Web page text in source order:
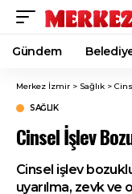
Gündem
Merkez İzmir > Sağlık >
SAĞLIK
Cinsel İşlev
Cinsel işlev
uyarılma, zevk